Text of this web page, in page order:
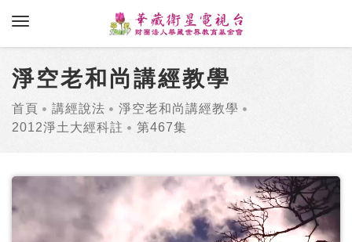
toggle navigation
淨空老和尚講經教學
首頁 講經說法
淨空老和尚講經教學
2012淨土大經科註
第467集